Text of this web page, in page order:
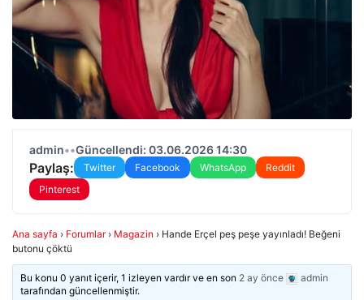
admin••Güncellendi: 03.06.2026 14:30
Paylaş: Twitter Facebook WhatsApp
Reddit
Pinterest
Ana sayfa › Forumlar › Magazin › Hande Erçel peş peşe yayınladı! Beğeni
butonu çöktü
Bu konu 0 yanıt içerir, 1 izleyen vardır ve en son 2 ay önce
admin
tarafından güncellenmiştir.